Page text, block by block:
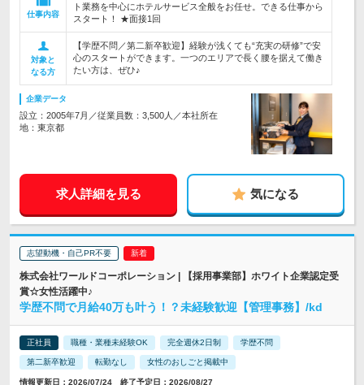
仕事内容
ト業務を中心にホテルサービス全般をお任せ。できる仕事から
スタート！ ★面接1回
対象と
なる方
【学歴不問／第二新卒歓迎】経験が浅くても“充実の研修”で安
心のスタートができます。一つのエリアで長く腰を据えて働き
たい方は、ぜひ♪
企業データ
設立：2005年7月／従業員数：3,500人／本社所在
地：東京都
求人詳細を見る 気になる
志望動機・自己PR不要
株式会社ワールドコーポレーション | 【採用事業部】ホワイト企業認定受
賞☆女性活躍中♪
学歴不問で月給40万も叶う！？未経験歓迎【管理事務】/kd
正社員 職種・業種未経験OK 完全週休2日制 学歴不問
第二新卒歓迎 転勤なし 女性のおしごと掲載中
情報更新日：2026/07/24 終了予定日：2026/08/27